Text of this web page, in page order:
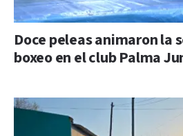
Doce peleas animaron la
boxeo en el club Palma